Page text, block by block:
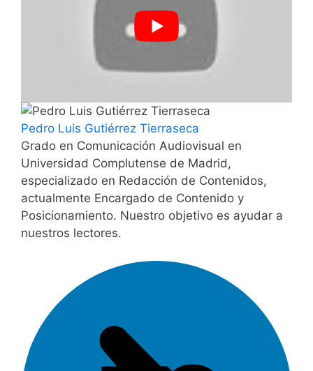
Pedro Luis Gutiérrez Tierraseca
Grado en Comunicación Audiovisual en
Universidad Complutense de Madrid,
especializado en Redacción de Contenidos,
actualmente Encargado de Contenido y
Posicionamiento. Nuestro objetivo es ayudar a
nuestros lectores.